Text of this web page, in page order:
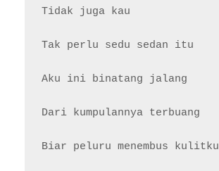
Tidak juga kau
Tak perlu sedu sedan itu
Aku ini binatang jalang
Dari kumpulannya terbuang
Biar peluru menembus kulitku